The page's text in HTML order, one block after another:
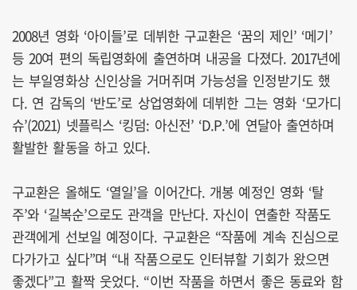
2008년 영화 ‘아이들’로 데뷔한 구교환은 ‘꿈의 제인’ ‘메기’
등 20여 편의 독립영화에 출연하며 내공을 다졌다. 2017년에
는 부일영화상 신인상을 거머쥐며 가능성을 인정받기도 했
다. 연 감독의 ‘반도’로 상업영화에 데뷔한 그는 영화 ‘모가디
슈’(2021) 넷플릭스 ‘킹덤: 아신전’ ‘D.P.’에 연달아 출연하며
활발한 활동을 하고 있다.
구교환은 올해도 ‘열일’을 이어간다. 개봉 예정인 영화 ‘탈
주’와 ‘길복순’으로도 관객을 만난다. 자신이 연출한 작품도
관객에게 선보일 예정이다. 구교환은 “작품에 계속 진심으로
다가가고 싶다”며 “내 작품으로도 인터뷰할 기회가 왔으면
좋겠다”고 활짝 웃었다. “이번 작품을 하면서 좋은 동료와 함